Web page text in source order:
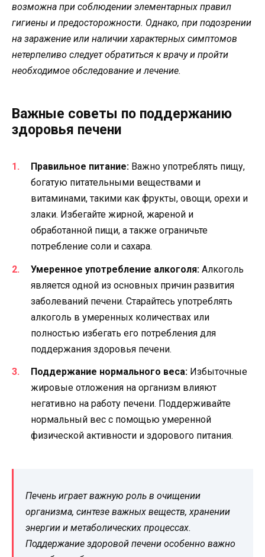
возможна при соблюдении элементарных правил
гигиены и предосторожности. Однако, при подозрении
на заражение или наличии характерных симптомов
нетерпеливо следует обратиться к врачу и пройти
необходимое обследование и лечение.
Важные советы по поддержанию
здоровья печени
Правильное питание: Важно употреблять пищу,
богатую питательными веществами и
витаминами, такими как фрукты, овощи, орехи и
злаки. Избегайте жирной, жареной и
обработанной пищи, а также ограничьте
потребление соли и сахара.
Умеренное употребление алкоголя: Алкоголь
является одной из основных причин развития
заболеваний печени. Старайтесь употреблять
алкоголь в умеренных количествах или
полностью избегать его потребления для
поддержания здоровья печени.
Поддержание нормального веса: Избыточные
жировые отложения на организм влияют
негативно на работу печени. Поддерживайте
нормальный вес с помощью умеренной
физической активности и здорового питания.
Печень играет важную роль в очищении
организма, синтезе важных веществ, хранении
энергии и метаболических процессах.
Поддержание здоровой печени особенно важно